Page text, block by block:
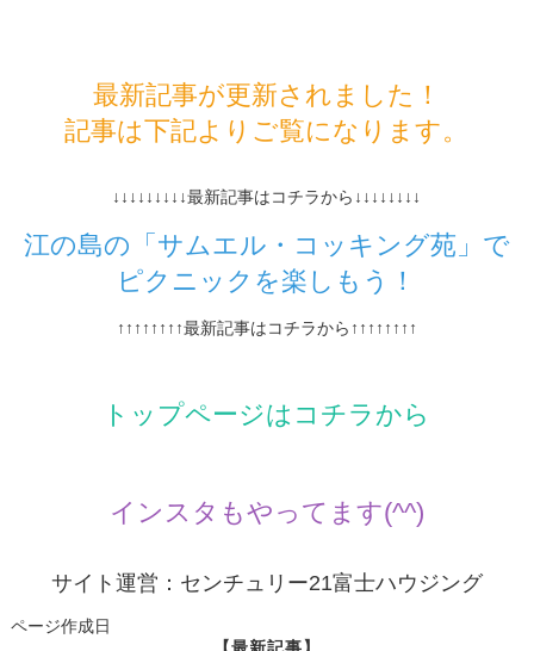
最新記事が更新されました！
記事は下記よりご覧になります。
↓↓↓↓↓↓↓↓↓最新記事はコチラから↓↓↓↓↓↓↓↓
江の島の「サムエル・コッキング苑」で
ピクニックを楽しもう！
↑↑↑↑↑↑↑↑最新記事はコチラから↑↑↑↑↑↑↑↑
トップページはコチラから
インスタもやってます(^^)
サイト運営：センチュリー21富士ハウジング
ページ作成日
【最新記事】